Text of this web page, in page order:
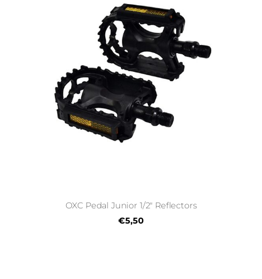
OXC Pedal Junior 1/2" Reflectors
€5,50